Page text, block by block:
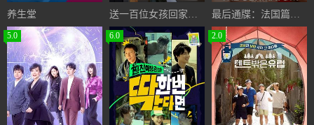
养生堂
5.0 6.0 2.0